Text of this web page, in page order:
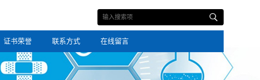
证书荣誉 联系方式 在线留言